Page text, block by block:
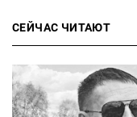
СЕЙЧАС ЧИТАЮТ